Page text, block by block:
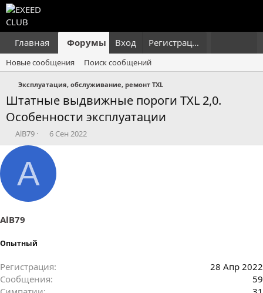
Главная Форумы Что нового?
Вход Регистрация
Новые сообщения Поиск сообщений
Эксплуатация, обслуживание, ремонт TXL
Штатные выдвижные пороги TXL 2,0.
Особенности эксплуатации
А
в
т
е
ы
AlB79
Д
а
т
а
ч
6 Сен 2022
A
AlB79
Опытный
Регистрация
28 Апр 2022
Сообщения
59